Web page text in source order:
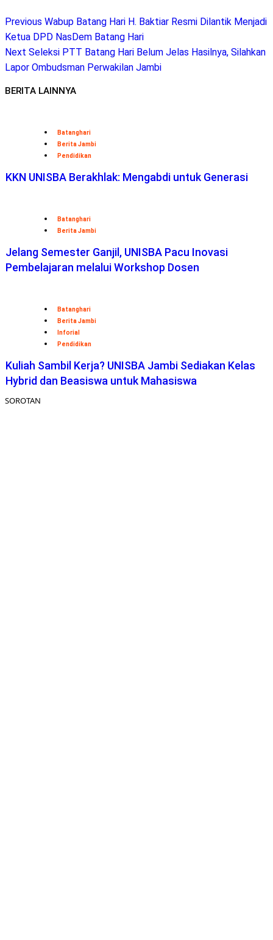
Previous Wabup Batang Hari H. Baktiar Resmi Dilantik Menjadi
Ketua DPD NasDem Batang Hari
Next Seleksi PTT Batang Hari Belum Jelas Hasilnya, Silahkan
Lapor Ombudsman Perwakilan Jambi
BERITA LAINNYA
Batanghari
Berita Jambi
Pendidikan
KKN UNISBA Berakhlak: Mengabdi untuk Generasi
Batanghari
Berita Jambi
Jelang Semester Ganjil, UNISBA Pacu Inovasi
Pembelajaran melalui Workshop Dosen
Batanghari
Berita Jambi
Inforial
Pendidikan
Kuliah Sambil Kerja? UNISBA Jambi Sediakan Kelas
Hybrid dan Beasiswa untuk Mahasiswa
SOROTAN